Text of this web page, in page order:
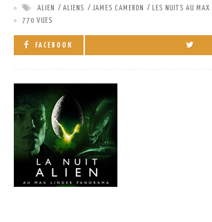
ALIEN
ALIENS JAMES CAMERON LES NUITS AU MAX
770 VUES
FACEBOOK